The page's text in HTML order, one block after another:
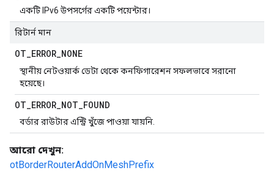
একটি IPv6 উপসর্গের একটি পয়েন্টার।
রিটার্ন মান
OT_ERROR_NONE
স্থানীয় নেটওয়ার্ক ডেটা থেকে কনফিগারেশন সফলভাবে সরানো
হয়েছে।
OT_ERROR_NOT_FOUND
বর্ডার রাউটার এন্ট্রি খুঁজে পাওয়া যায়নি.
আরো দেখুন:
otBorderRouterAddOnMeshPrefix